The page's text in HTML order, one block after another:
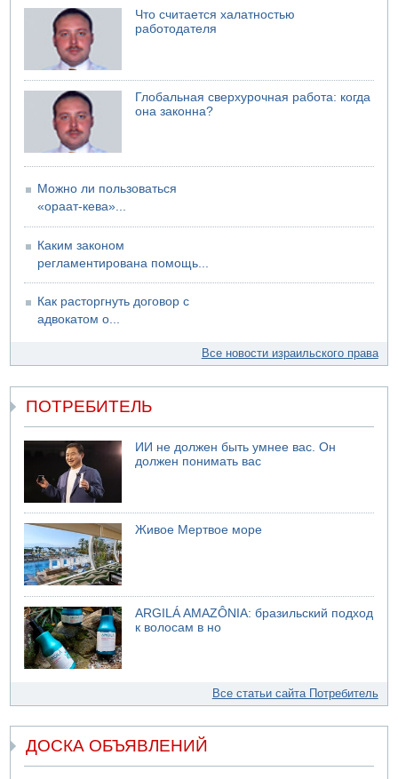
Что считается халатностью
работодателя
Глобальная сверхурочная работа: когда
она законна?
Можно ли пользоваться
«ораат-кева»...
Каким законом
регламентирована помощь...
Как расторгнуть договор с
адвокатом о...
Все новости израильского права
ПОТРЕБИТЕЛЬ
ИИ не должен быть умнее вас. Он
должен понимать вас
Живое Мертвое море
ARGILÁ AMAZÔNIA: бразильский подход
к волосам в но
Все статьи сайта Потребитель
ДОСКА ОБЪЯВЛЕНИЙ